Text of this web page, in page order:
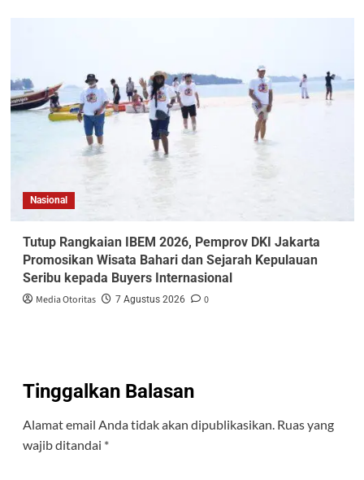
Nasional
Tutup Rangkaian IBEM 2026, Pemprov DKI Jakarta
Promosikan Wisata Bahari dan Sejarah Kepulauan
Seribu kepada Buyers Internasional
Media Otoritas 7 Agustus 2026 0
Tinggalkan Balasan
Alamat email Anda tidak akan dipublikasikan. Ruas yang
wajib ditandai *